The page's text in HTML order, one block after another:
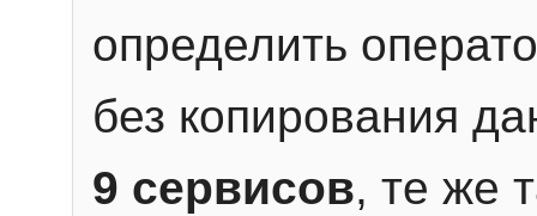
определить
без копирования
9 сервисов, те же